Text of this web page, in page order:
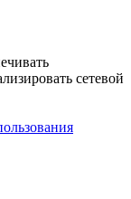
сетевой